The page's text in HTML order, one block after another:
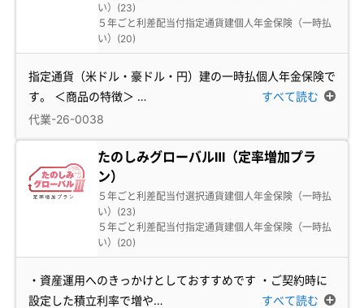
い）(23)
５年ごと利差配当付指定通貨建個人年金保険（一時払
い）(20)
指定通貨（米ドル・豪ドル・円）建の一時払個人年金保険で
す。 ＜商品の特徴＞ …
すべて読む
代業-26-0038
たのしみグローバルⅢ（定率増加プラ
ン）
５年ごと利差配当付選択通貨建個人年金保険（一時払
い）(23)
５年ごと利差配当付指定通貨建個人年金保険（一時払
い）(20)
・資産運用へのきっかけとしておすすめです ・ご契約時に
設定した積立利率で増や…
すべて読む